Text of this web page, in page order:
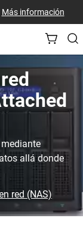
Más información
allá donde
red (NAS)